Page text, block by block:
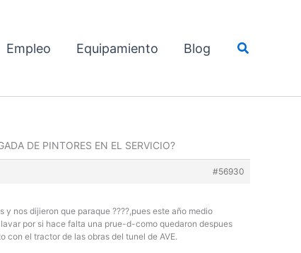
Empleo Equipamiento Blog Buscar
DE PINTORES EN EL SERVICIO?
#56930
nos dijieron que paraque ????,pues este año medio
por si hace falta una prue-d-como quedaron despues
el tractor de las obras del tunel de AVE.